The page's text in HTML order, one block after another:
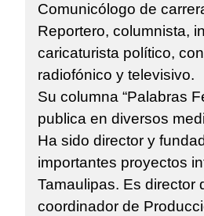
Comunicólogo de
Reportero, columnista,
caricaturista político,
radiofónico y televisivo.
Su columna “Palabras
publica en diversos
Ha sido director y
importantes proyectos
Tamaulipas. Es director
coordinador de